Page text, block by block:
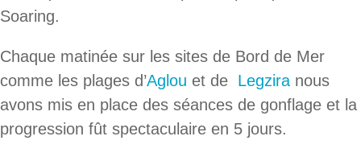
Soaring.
Chaque matinée sur les sites de Bord de Mer
comme les plages d’Aglou et de Legzira nous
avons mis en place des séances de gonflage et la
progression fût spectaculaire en 5 jours.